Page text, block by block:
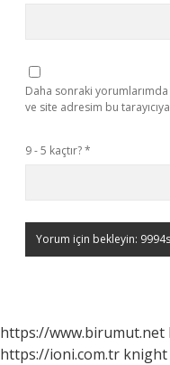
Daha sonraki
ve site adresim bu
9 - 5 kaçtır?*
https://www.birumut.net
https://ioni.com.tr